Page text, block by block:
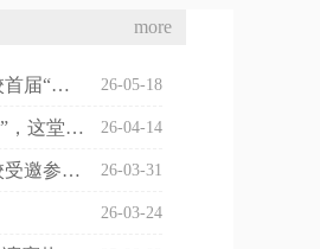
more
以书香润校园，以阅读启新程 | 我校首届“书香光科·阅见成长”主题活动正式启动 26-05-18
从江夏到中国｜解码湖北“三大精神”，这堂团课我们这样上 26-04-14
深耕产教融合，共筑技兴之路 | 我校受邀参加江夏区“产教融合 技兴江夏”交流推进会 26-03-31
26-03-24